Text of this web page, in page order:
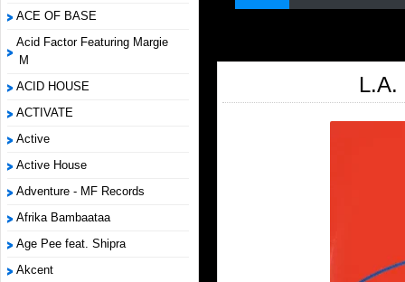
ACE OF BASE
Acid Factor Featuring Margie
M
ACID HOUSE
ACTIVATE
Active
Active House
Adventure - MF Records
Afrika Bambaataa
Age Pee feat. Shipra
Akcent
L.A.